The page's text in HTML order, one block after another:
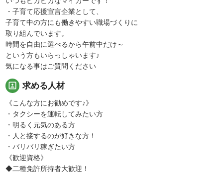
・子育て応援宣言企業として、
子育て中の方にも働きやすい職場づくりに
取り組んでいます。
時間を自由に選べるから午前中だけ～
という方もいらっしゃいます♪
気になる事はご質問ください
portrait 求める人材
《こんな方にお勧めです♪》
・タクシーを運転してみたい方
・明るく元気のある方
・人と接するのが好きな方！
・バリバリ稼ぎたい方
《歓迎資格》
◆二種免許所持者大歓迎！